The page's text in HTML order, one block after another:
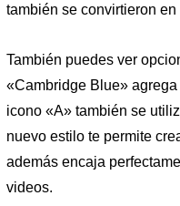
también se convirtieron
También puedes ver
«Cambridge Blue»
icono «A» también se
nuevo estilo te permite
además encaja
videos.